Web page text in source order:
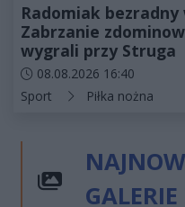
Radomiak
Zabrzanie
wygrali przy Struga
Data dodania artykułu:
08.08.2026 16:40
Kategorie artykułu:
Sport Piłka nożna
GALERIE